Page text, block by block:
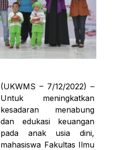
(UKWMS – 7/12/2022) –
Untuk meningkatkan
kesadaran menabung
dan edukasi keuangan
pada anak usia dini,
mahasiswa Fakultas Ilmu